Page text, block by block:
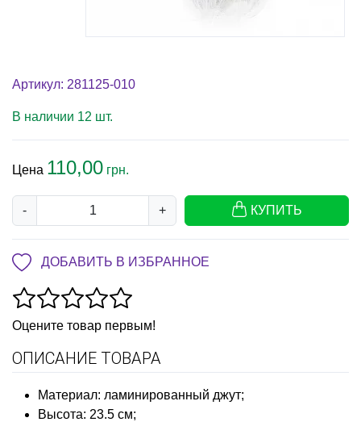
Артикул: 281125-010
В наличии 12 шт.
Цена 110,00 грн.
- + КУПИТЬ
ДОБАВИТЬ В ИЗБРАННОЕ
Оцените товар первым!
ОПИСАНИЕ ТОВАРА
Материал: ламинированный джут;
Высота: 23.5 см;